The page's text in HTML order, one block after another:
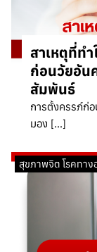
สาเหตุที่ท
ก่อนวัยอัน
สัมพันธ์
การตั้งครรภ์ก่
มอง […]
สุขภาพจิต โรคทา